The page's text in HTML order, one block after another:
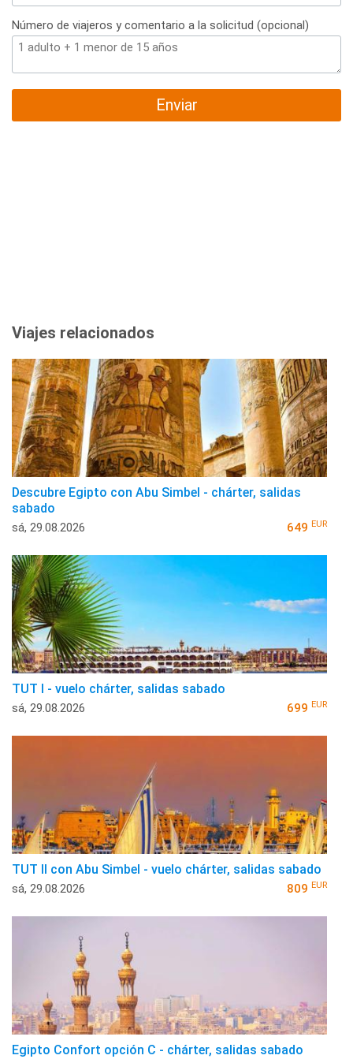
Número de viajeros y comentario a la solicitud (opcional)
Enviar
Viajes relacionados
Descubre Egipto con Abu Simbel - chárter, salidas
sabado
sá, 29.08.2026 649 EUR
TUT I - vuelo chárter, salidas sabado
sá, 29.08.2026 699 EUR
TUT II con Abu Simbel - vuelo chárter, salidas sabado
sá, 29.08.2026 809 EUR
Egipto Confort opción C - chárter, salidas sabado